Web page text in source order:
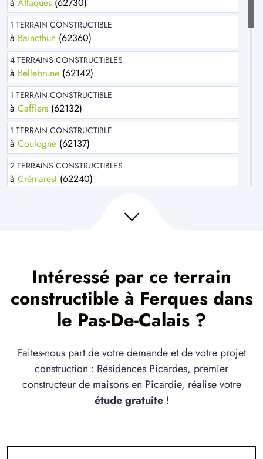
1 TERRAIN CONSTRUCTIBLE
à Baincthun (62360)
4 TERRAINS CONSTRUCTIBLES
à Bellebrune (62142)
1 TERRAIN CONSTRUCTIBLE
à Caffiers (62132)
1 TERRAIN CONSTRUCTIBLE
à Coulogne (62137)
2 TERRAINS CONSTRUCTIBLES
à Crémarest (62240)
1 TERRAIN CONSTRUCTIBLE
Fiennes(62132)
1 TERRAIN CONSTRUCTIBLE
Hardinghen(62132)
Hesdin-l'Abbé(62360)
1 TERRAIN CONSTRUCTIBLE
La Capelle-lès-Boulogne(62360)
2 TERRAINS CONSTRUCTIBLES
Intéressé par ce terrain
constructible à Ferques dans
le Pas-De-Calais ?
Faites-nous part de votre demande et de votre projet
construction : Résidences Picardes, premier
constructeur de maisons en Picardie, réalise votre
étude gratuite!